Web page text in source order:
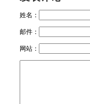
姓名：
邮件：
网站：